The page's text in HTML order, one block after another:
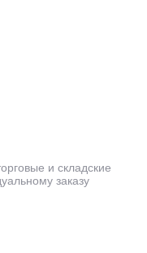
и складские
заказу